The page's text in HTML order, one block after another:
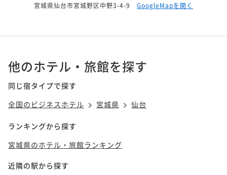
宮城県仙台市宮城野区中野3-4-9 GoogleMapを開く
他のホテル・旅館を探す
同じ宿タイプで探す
全国のビジネスホテル
宮城県 仙台
ランキングから探す
宮城県のホテル・旅館ランキング
近隣の駅から探す